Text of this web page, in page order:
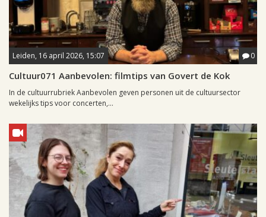
Leiden, 16 april 2026, 15:07 0
Cultuur071 Aanbevolen: filmtips van Govert de Kok
In de cultuurrubriek Aanbevolen geven personen uit de cultuursector
wekelijks tips voor concerten,...